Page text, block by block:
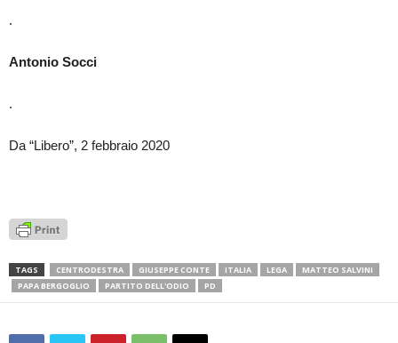
.
Antonio Socci
.
Da “Libero”, 2 febbraio 2020
TAGS CENTRODESTRA GIUSEPPE CONTE ITALIA LEGA
MATTEO SALVINI
PAPA BERGOGLIO
PARTITO DELL'ODIO PD